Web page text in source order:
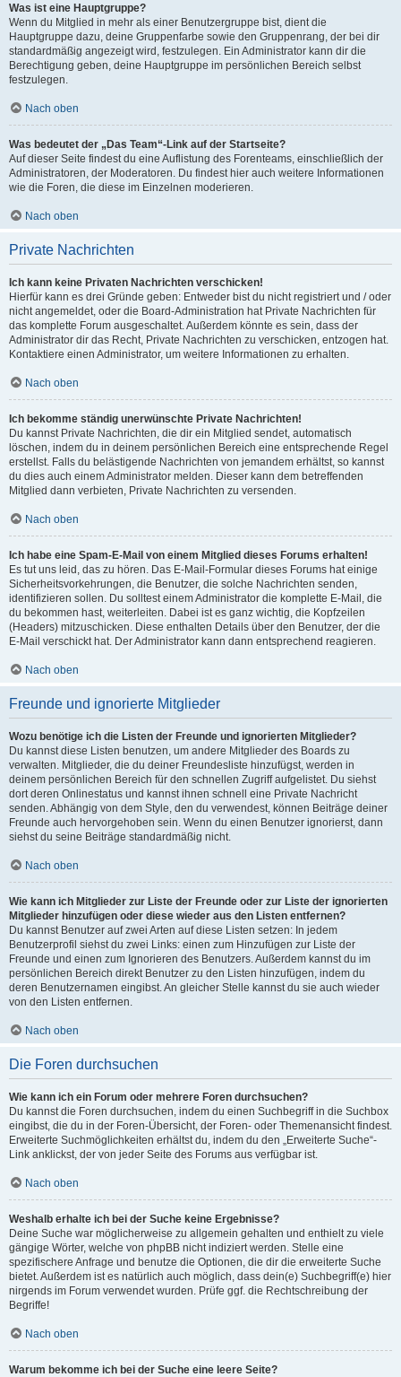
Was ist eine Hauptgruppe?
Wenn du Mitglied in mehr als einer Benutzergruppe bist, dient die
Hauptgruppe dazu, deine Gruppenfarbe sowie den Gruppenrang, der bei dir
standardmäßig angezeigt wird, festzulegen. Ein Administrator kann dir die
Berechtigung geben, deine Hauptgruppe im persönlichen Bereich selbst
festzulegen.
Nach oben
Was bedeutet der „Das Team“-Link auf der Startseite?
Auf dieser Seite findest du eine Auflistung des Forenteams, einschließlich der
Administratoren, der Moderatoren. Du findest hier auch weitere Informationen
wie die Foren, die diese im Einzelnen moderieren.
Nach oben
Private Nachrichten
Ich kann keine Privaten Nachrichten verschicken!
Hierfür kann es drei Gründe geben: Entweder bist du nicht registriert und / oder
nicht angemeldet, oder die Board-Administration hat Private Nachrichten für
das komplette Forum ausgeschaltet. Außerdem könnte es sein, dass der
Administrator dir das Recht, Private Nachrichten zu verschicken, entzogen hat.
Kontaktiere einen Administrator, um weitere Informationen zu erhalten.
Nach oben
Ich bekomme ständig unerwünschte Private Nachrichten!
Du kannst Private Nachrichten, die dir ein Mitglied sendet, automatisch
löschen, indem du in deinem persönlichen Bereich eine entsprechende Regel
erstellst. Falls du belästigende Nachrichten von jemandem erhältst, so kannst
du dies auch einem Administrator melden. Dieser kann dem betreffenden
Mitglied dann verbieten, Private Nachrichten zu versenden.
Nach oben
Ich habe eine Spam-E-Mail von einem Mitglied dieses Forums erhalten!
Es tut uns leid, das zu hören. Das E-Mail-Formular dieses Forums hat einige
Sicherheitsvorkehrungen, die Benutzer, die solche Nachrichten senden,
identifizieren sollen. Du solltest einem Administrator die komplette E-Mail, die
du bekommen hast, weiterleiten. Dabei ist es ganz wichtig, die Kopfzeilen
(Headers) mitzuschicken. Diese enthalten Details über den Benutzer, der die
E-Mail verschickt hat. Der Administrator kann dann entsprechend reagieren.
Nach oben
Freunde und ignorierte Mitglieder
Wozu benötige ich die Listen der Freunde und ignorierten Mitglieder?
Du kannst diese Listen benutzen, um andere Mitglieder des Boards zu
verwalten. Mitglieder, die du deiner Freundesliste hinzufügst, werden in
deinem persönlichen Bereich für den schnellen Zugriff aufgelistet. Du siehst
dort deren Onlinestatus und kannst ihnen schnell eine Private Nachricht
senden. Abhängig von dem Style, den du verwendest, können Beiträge deiner
Freunde auch hervorgehoben sein. Wenn du einen Benutzer ignorierst, dann
siehst du seine Beiträge standardmäßig nicht.
Nach oben
Wie kann ich Mitglieder zur Liste der Freunde oder zur Liste der ignorierten
Mitglieder hinzufügen oder diese wieder aus den Listen entfernen?
Du kannst Benutzer auf zwei Arten auf diese Listen setzen: In jedem
Benutzerprofil siehst du zwei Links: einen zum Hinzufügen zur Liste der
Freunde und einen zum Ignorieren des Benutzers. Außerdem kannst du im
persönlichen Bereich direkt Benutzer zu den Listen hinzufügen, indem du
deren Benutzernamen eingibst. An gleicher Stelle kannst du sie auch wieder
von den Listen entfernen.
Nach oben
Die Foren durchsuchen
Wie kann ich ein Forum oder mehrere Foren durchsuchen?
Du kannst die Foren durchsuchen, indem du einen Suchbegriff in die Suchbox
eingibst, die du in der Foren-Übersicht, der Foren- oder Themenansicht findest.
Erweiterte Suchmöglichkeiten erhältst du, indem du den „Erweiterte Suche“-
Link anklickst, der von jeder Seite des Forums aus verfügbar ist.
Nach oben
Weshalb erhalte ich bei der Suche keine Ergebnisse?
Deine Suche war möglicherweise zu allgemein gehalten und enthielt zu viele
gängige Wörter, welche von phpBB nicht indiziert werden. Stelle eine
spezifischere Anfrage und benutze die Optionen, die dir die erweiterte Suche
bietet. Außerdem ist es natürlich auch möglich, dass dein(e) Suchbegriff(e) hier
nirgends im Forum verwendet wurden. Prüfe ggf. die Rechtschreibung der
Begriffe!
Nach oben
Warum bekomme ich bei der Suche eine leere Seite?